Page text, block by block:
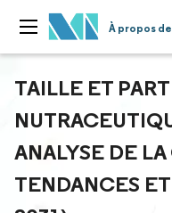
À propos
TAILLE ET
ANALYSE DE
TENDANCES